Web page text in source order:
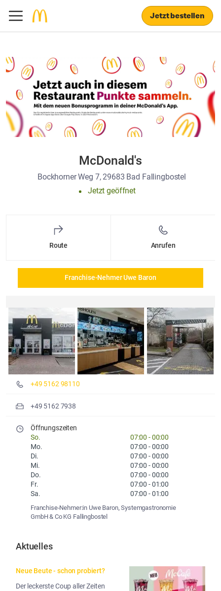
Jetzt bestellen
McDonald's
Bockhorner Weg 7, 29683 Bad Fallingbostel
Jetzt geöffnet
Route Anrufen
Franchise-Nehmer Uwe Baron
Details und Fotos
+49 5162 98110
+49 5162 7938
Öffnungszeiten
So.
07:00 -00:00
Mo.
07:00 -00:00
Di.
07:00 -00:00
Mi.
07:00 -00:00
Do.
07:00 -00:00
Fr.
07:00 -01:00
Sa.
07:00 -01:00
Franchise-Nehmer:in Uwe Baron, Systemgastronomie
GmbH & Co KG Fallingbostel
Aktuelles
Neue Beute - schon probiert?
Der leckerste Coup aller Zeiten